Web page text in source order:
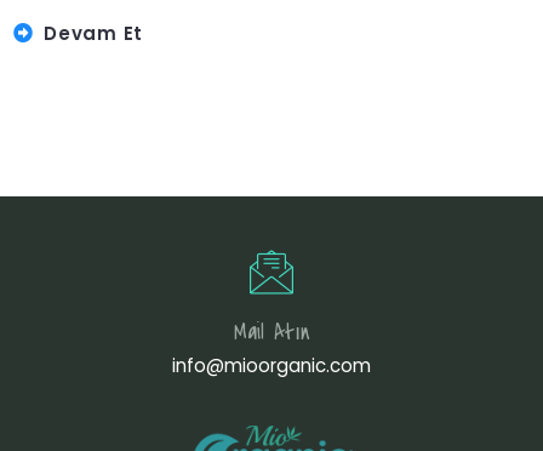
Devam Et
Mail Atın
info@mioorganic.com